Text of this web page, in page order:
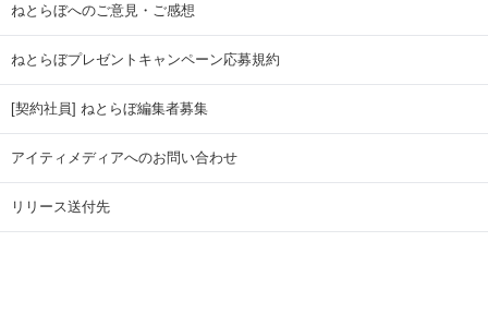
ねとらぼへのご意見・ご感想
ねとらぼプレゼントキャンペーン応募規約
[契約社員] ねとらぼ編集者募集
アイティメディアへのお問い合わせ
リリース送付先